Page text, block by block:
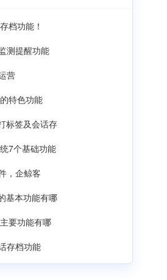
档功能！
测提醒功能
营
特色功能
标签及会话存
7个基础功能
，企鲸客
基本功能有哪
要功能有哪
存档功能